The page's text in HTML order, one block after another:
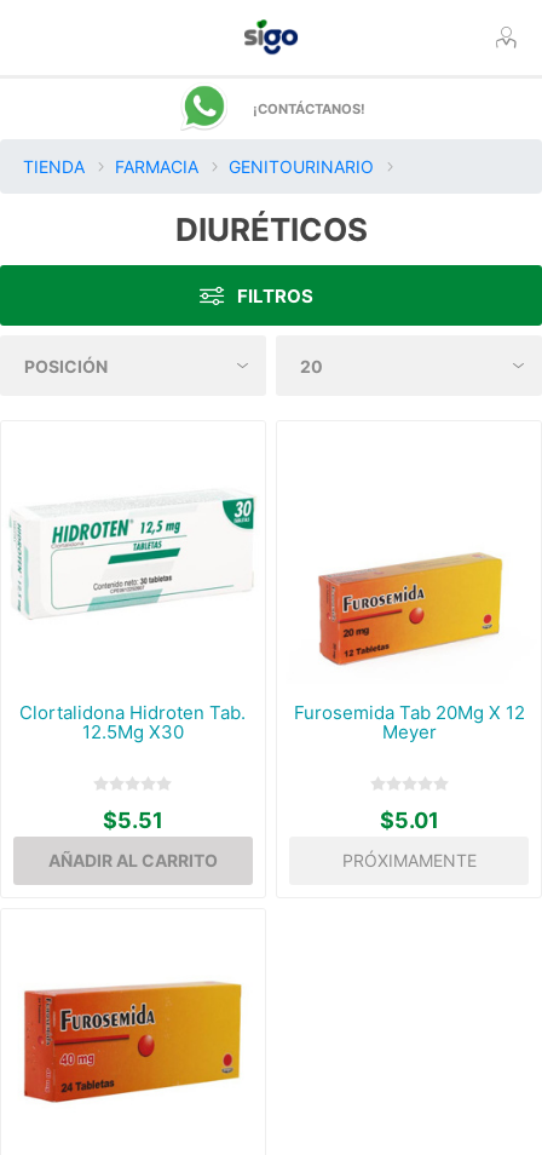
¡CONTÁCTANOS!
TIENDA FARMACIA GENITOURINARIO
DIURÉTICOS
FILTROS
Clortalidona Hidroten Tab.
12.5Mg X30
$5.51
Furosemida Tab 20Mg X 12
Meyer
$5.01
PRÓXIMAMENTE